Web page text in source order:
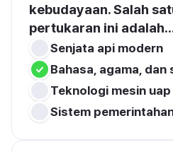
kebudayaan. Salah
pertukaran ini
Senjata api modern
Bahasa, agama,
Teknologi mesin uap
Sistem